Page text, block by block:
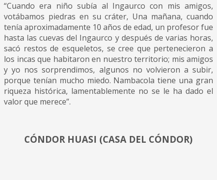
“Cuando era niño subía al Ingaurco con mis amigos,
votábamos piedras en su cráter, Una mañana, cuando
tenía aproximadamente 10 años de edad, un profesor fue
hasta las cuevas del Ingaurco y después de varias horas,
sacó restos de esqueletos, se cree que pertenecieron a
los incas que habitaron en nuestro territorio; mis amigos
y yo nos sorprendimos, algunos no volvieron a subir,
porque tenían mucho miedo. Nambacola tiene una gran
riqueza histórica, lamentablemente no se le ha dado el
valor que merece”.
CÓNDOR HUASI (CASA DEL CÓNDOR)